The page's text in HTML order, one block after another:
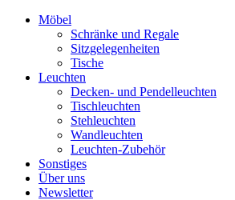
Möbel
Schränke und Regale
Sitzgelegenheiten
Tische
Leuchten
Decken- und Pendelleuchten
Tischleuchten
Stehleuchten
Wandleuchten
Leuchten-Zubehör
Sonstiges
Über uns
Newsletter